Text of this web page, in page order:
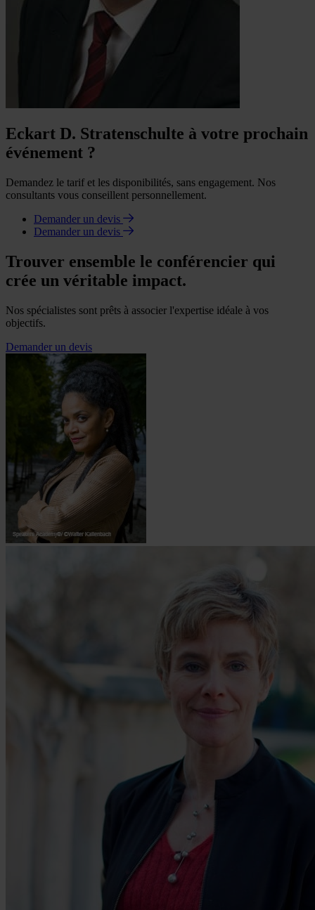
Eckart D. Stratenschulte à votre prochain
événement ?
Demandez le tarif et les disponibilités, sans engagement. Nos
consultants vous conseillent personnellement.
Demander un devis
Demander un devis
Trouver ensemble le conférencier qui
crée un véritable impact.
Nos spécialistes sont prêts à associer l'expertise idéale à vos
objectifs.
Demander un devis